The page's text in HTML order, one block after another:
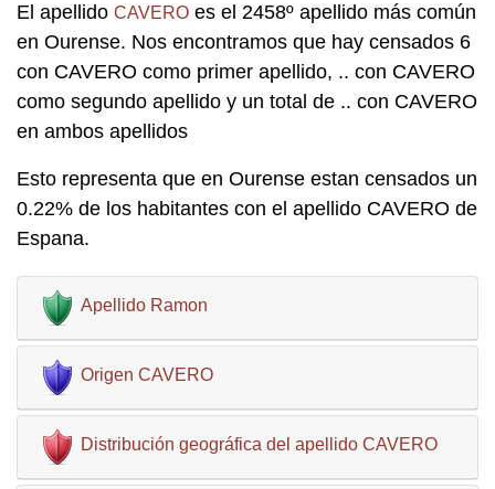
El apellido CAVERO es el 2458º apellido más común
en Ourense. Nos encontramos que hay censados 6
con CAVERO como primer apellido, .. con CAVERO
como segundo apellido y un total de .. con CAVERO
en ambos apellidos
Esto representa que en Ourense estan censados un
0.22% de los habitantes con el apellido CAVERO de
Espana.
Apellido Ramon
Origen CAVERO
Distribución geográfica del apellido CAVERO